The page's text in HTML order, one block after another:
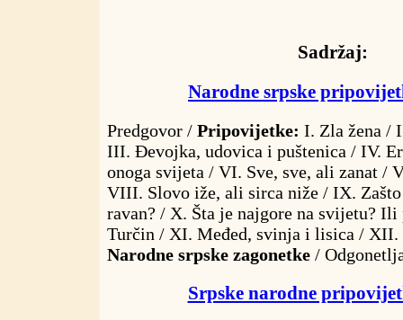
Sadržaj:
Narodne srpske
Predgovor / Pripovijetke: I. Zla žena /
III. Đevojka, udovica i puštenica / IV.
onoga svijeta / VI. Sve, sve, ali zanat /
VIII. Slovo iže, ali sirca niže / IX.
ravan? / X. Šta je najgore na svijetu?
Turčin / XI. Međed, svinja i lisica / XII.
Narodne srpske zagonetke /
Srpske narodne